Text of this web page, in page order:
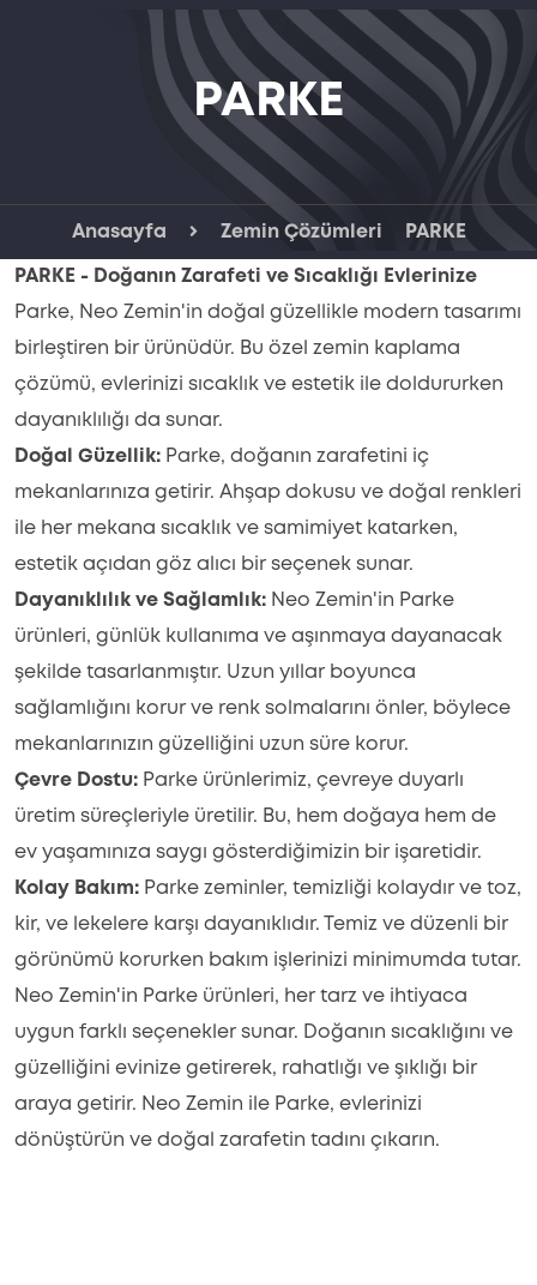
PARKE
Anasayfa Zemin Çözümleri PARKE
PARKE - Doğanın Zarafeti ve Sıcaklığı Evlerinize
Parke, Neo Zemin'in doğal güzellikle modern tasarımı
birleştiren bir ürünüdür. Bu özel zemin kaplama
çözümü, evlerinizi sıcaklık ve estetik ile doldururken
dayanıklılığı da sunar.
Doğal Güzellik: Parke, doğanın zarafetini iç
mekanlarınıza getirir. Ahşap dokusu ve doğal renkleri
ile her mekana sıcaklık ve samimiyet katarken,
estetik açıdan göz alıcı bir seçenek sunar.
Dayanıklılık ve Sağlamlık: Neo Zemin'in Parke
ürünleri, günlük kullanıma ve aşınmaya dayanacak
şekilde tasarlanmıştır. Uzun yıllar boyunca
sağlamlığını korur ve renk solmalarını önler, böylece
mekanlarınızın güzelliğini uzun süre korur.
Çevre Dostu: Parke ürünlerimiz, çevreye duyarlı
üretim süreçleriyle üretilir. Bu, hem doğaya hem de
ev yaşamınıza saygı gösterdiğimizin bir işaretidir.
Kolay Bakım: Parke zeminler, temizliği kolaydır ve toz,
kir, ve lekelere karşı dayanıklıdır. Temiz ve düzenli bir
görünümü korurken bakım işlerinizi minimumda tutar.
Neo Zemin'in Parke ürünleri, her tarz ve ihtiyaca
uygun farklı seçenekler sunar. Doğanın sıcaklığını ve
güzelliğini evinize getirerek, rahatlığı ve şıklığı bir
araya getirir. Neo Zemin ile Parke, evlerinizi
dönüştürün ve doğal zarafetin tadını çıkarın.